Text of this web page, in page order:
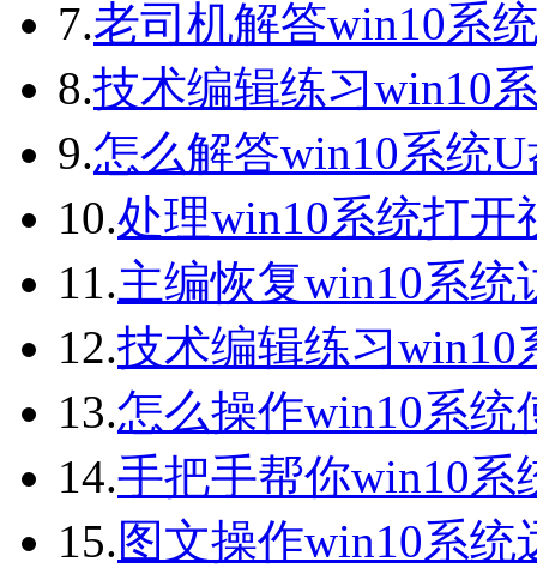
7.老司机解答win10系
8.技术编辑练习win10
9.怎么解答win10系统
10.处理win10系统打
11.主编恢复win10系
12.技术编辑练习
13.怎么操作win10系
14.手把手帮你win10
15.图文操作win10系